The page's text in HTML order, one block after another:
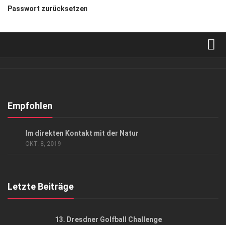
Passwort zurücksetzen
Kontakt, Impressum
Empfohlen
Im direkten Kontakt mit der Natur
OKT. 8, 2019
Letzte Beiträge
13. Dresdner Golfball Challenge